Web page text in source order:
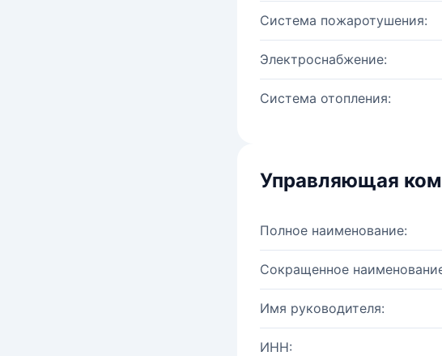
Система пожаротушения:
Электроснабжение:
Система отопления:
Управляющая
Полное наименование:
Сокращенное
Имя руководителя:
ИНН: